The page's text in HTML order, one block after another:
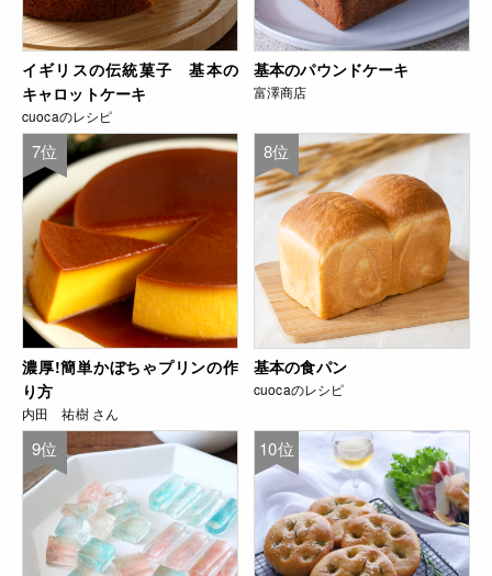
イギリスの伝統菓子 基本の
キャロットケーキ
cuocaのレシピ
基本のパウンドケーキ
富澤商店
7位
濃厚!簡単かぼちゃプリンの作
り方
内田 祐樹 さん
8位
基本の食パン
cuocaのレシピ
9位 10位